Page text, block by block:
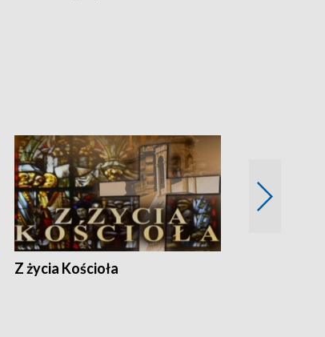
Z życia Kościoła